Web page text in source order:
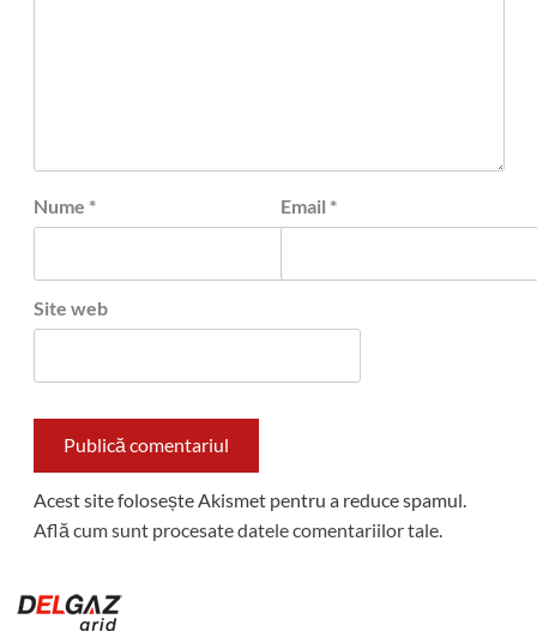
Nume * Email *
Site web
Acest site folosește Akismet pentru a reduce spamul.
Află cum sunt procesate datele comentariilor tale.